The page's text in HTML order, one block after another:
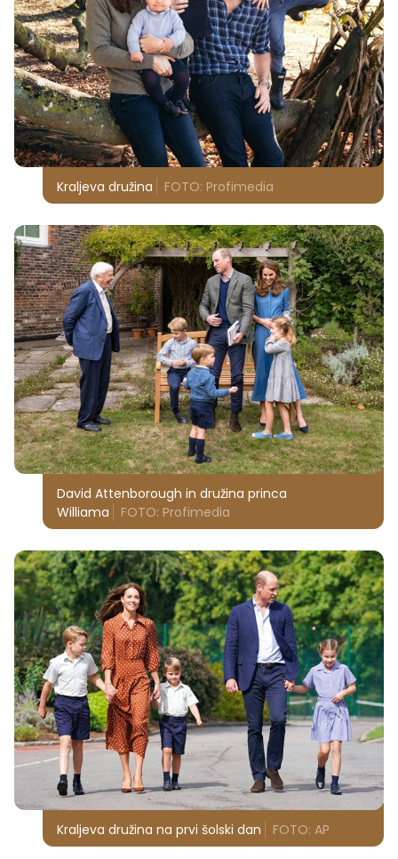
Kraljeva družina FOTO: Profimedia
David Attenborough in družina princa
Williama
FOTO: Profimedia
Kraljeva družina na prvi šolski dan FOTO: AP